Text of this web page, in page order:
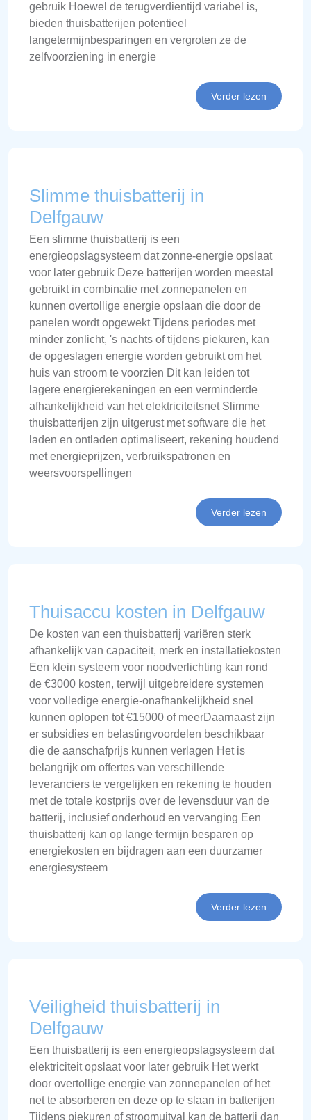
gebruik Hoewel de terugverdientijd variabel is,
bieden thuisbatterijen potentieel
langetermijnbesparingen en vergroten ze de
zelfvoorziening in energie
Verder lezen
Slimme thuisbatterij in
Delfgauw
Een slimme thuisbatterij is een
energieopslagsysteem dat zonne-energie opslaat
voor later gebruik Deze batterijen worden meestal
gebruikt in combinatie met zonnepanelen en
kunnen overtollige energie opslaan die door de
panelen wordt opgewekt Tijdens periodes met
minder zonlicht, 's nachts of tijdens piekuren, kan
de opgeslagen energie worden gebruikt om het
huis van stroom te voorzien Dit kan leiden tot
lagere energierekeningen en een verminderde
afhankelijkheid van het elektriciteitsnet Slimme
thuisbatterijen zijn uitgerust met software die het
laden en ontladen optimaliseert, rekening houdend
met energieprijzen, verbruikspatronen en
weersvoorspellingen
Verder lezen
Thuisaccu kosten in Delfgauw
De kosten van een thuisbatterij variëren sterk
afhankelijk van capaciteit, merk en installatiekosten
Een klein systeem voor noodverlichting kan rond
de €3000 kosten, terwijl uitgebreidere systemen
voor volledige energie-onafhankelijkheid snel
kunnen oplopen tot €15000 of meerDaarnaast zijn
er subsidies en belastingvoordelen beschikbaar
die de aanschafprijs kunnen verlagen Het is
belangrijk om offertes van verschillende
leveranciers te vergelijken en rekening te houden
met de totale kostprijs over de levensduur van de
batterij, inclusief onderhoud en vervanging Een
thuisbatterij kan op lange termijn besparen op
energiekosten en bijdragen aan een duurzamer
energiesysteem
Verder lezen
Veiligheid thuisbatterij in
Delfgauw
Een thuisbatterij is een energieopslagsysteem dat
elektriciteit opslaat voor later gebruik Het werkt
door overtollige energie van zonnepanelen of het
net te absorberen en deze op te slaan in batterijen
Tijdens piekuren of stroomuitval kan de batterij dan